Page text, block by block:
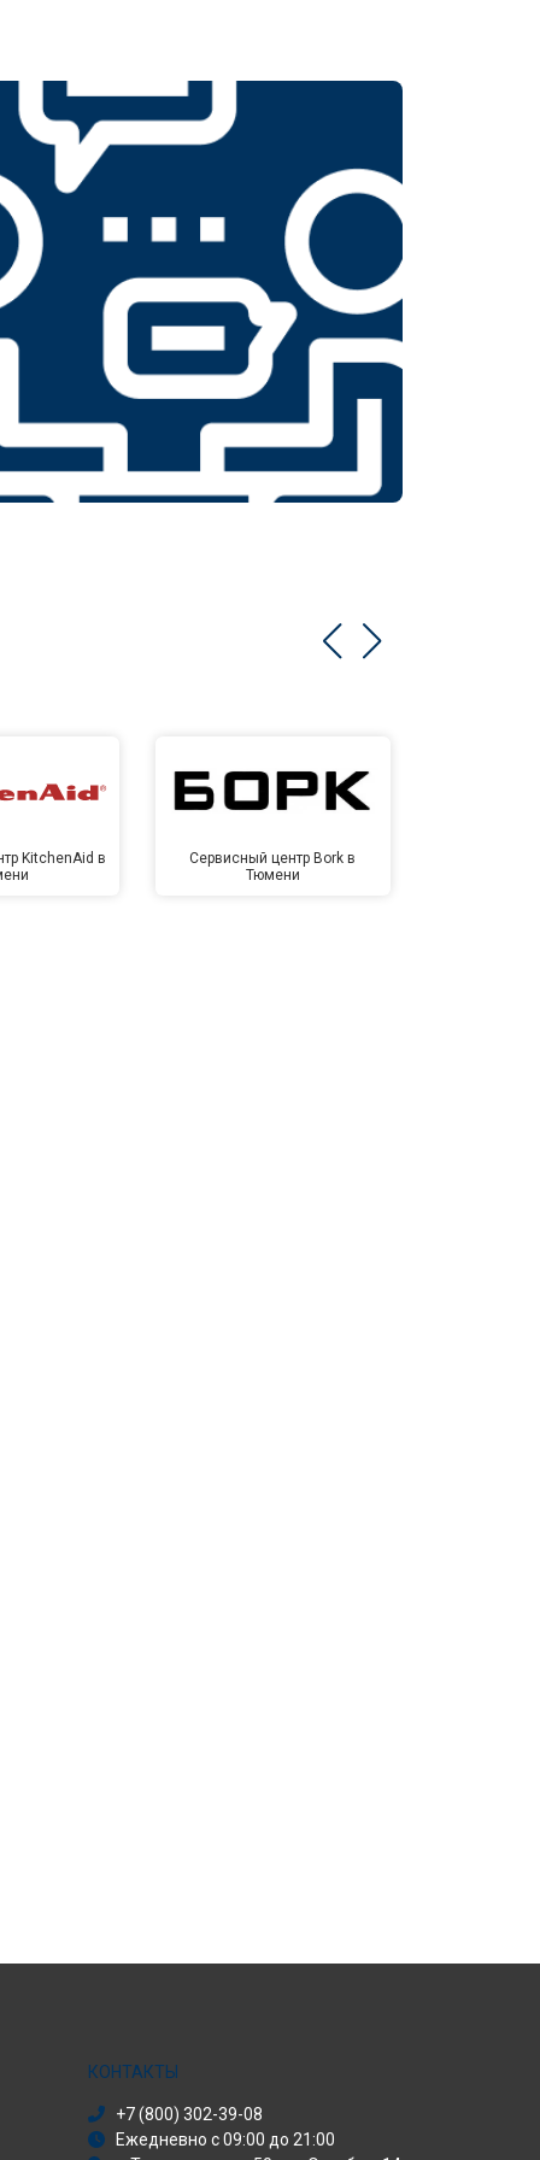
KitchenAid в
Сервисный центр Bork в
Тюмени
КОНТАКТЫ
+7 (800) 302-39-08
Ежедневно с 09:00 до 21:00